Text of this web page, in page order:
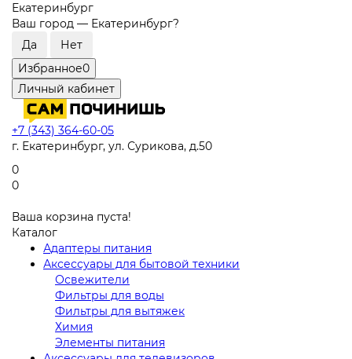
Екатеринбург
Ваш город — Екатеринбург?
Избранное0
Личный кабинет
+7 (343) 364-60-05
г. Екатеринбург, ул. Сурикова, д.50
0
0
Ваша корзина пуста!
Каталог
Адаптеры питания
Аксессуары для бытовой техники
Освежители
Фильтры для воды
Фильтры для вытяжек
Химия
Элементы питания